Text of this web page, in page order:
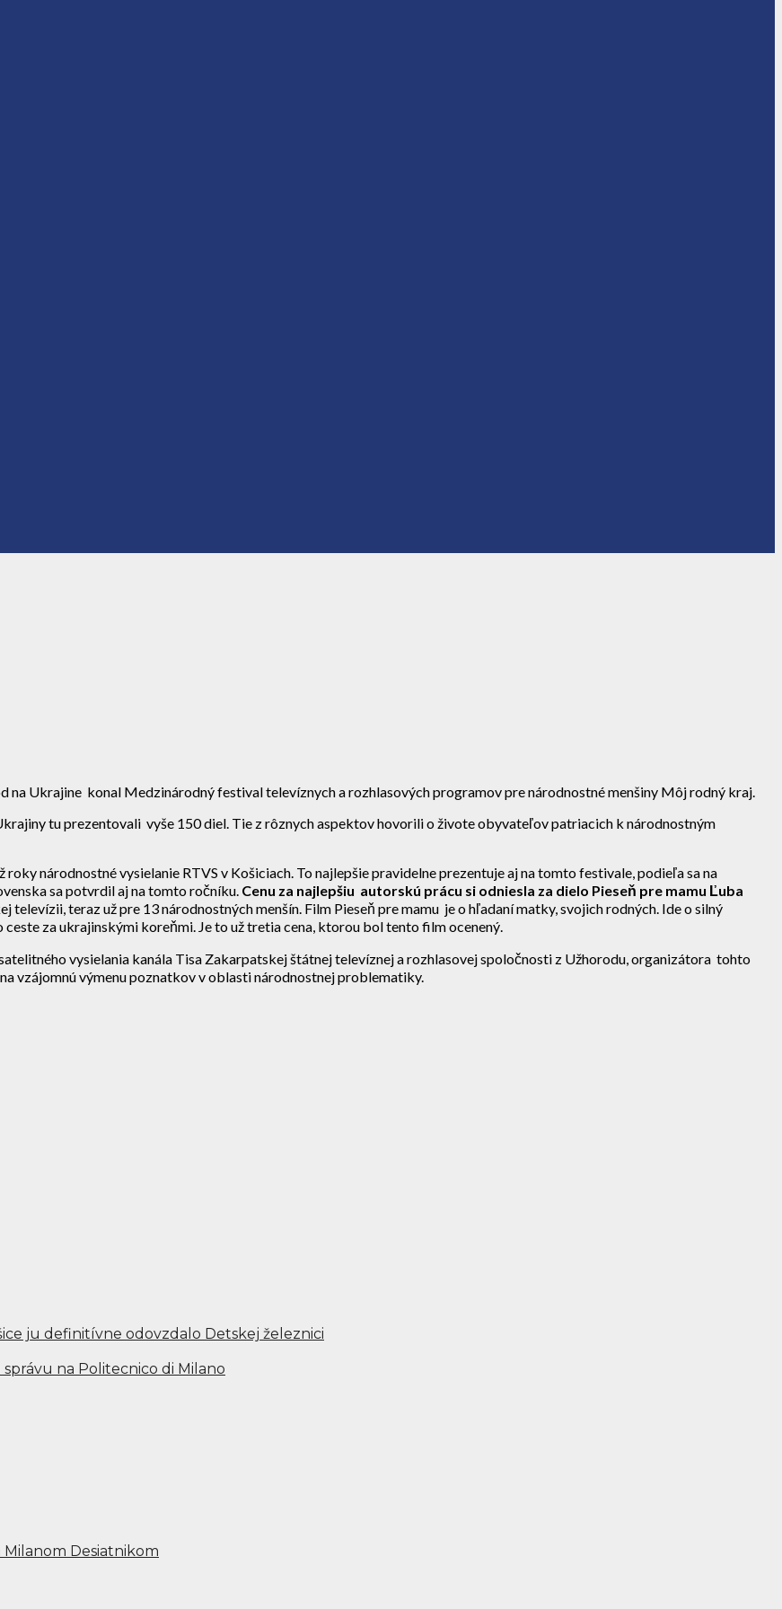
na Ukrajine konal Medzinárodný festival televíznych a rozhlasových programov pre národnostné menšiny Môj rodný kraj.
tu prezentovali vyše 150 diel. Tie z rôznych aspektov hovorili o živote obyvateľov patriacich k národnostným
národnostné vysielanie RTVS v Košiciach. To najlepšie pravidelne prezentuje aj na tomto festivale, podieľa sa na
sa potvrdil aj na tomto ročníku. Cenu za najlepšiu autorskú prácu si odniesla za dielo Pieseň pre mamu Ľuba
televízii, teraz už pre 13 národnostných menšín. Film Pieseň pre mamu je o hľadaní matky, svojich rodných. Ide o silný
za ukrajinskými koreňmi. Je to už tretia cena, ktorou bol tento film ocenený.
vysielania kanála Tisa Zakarpatskej štátnej televíznej a rozhlasovej spoločnosti z Užhorodu, organizátora tohto
vzájomnú výmenu poznatkov v oblasti národnostnej problematiky.
ju definitívne odovzdalo Detskej železnici
na Politecnico di Milano
Desiatnikom